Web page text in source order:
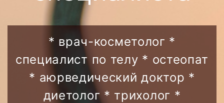
femegyl биоревитализация
биоревитализация
радиоволновое омоложение qray-
морщин
уходы r+co
тритментолога
prp cortexil лечение выпадения волос
заполнение тайм – тату пигментом
тайм – тату
полуперманентное окрашивание
ресниц
коррекция перманентного макияжа
* врач-косметолог *
специалист по телу * остеопат
* аюрведический доктор *
диетолог * трихолог *